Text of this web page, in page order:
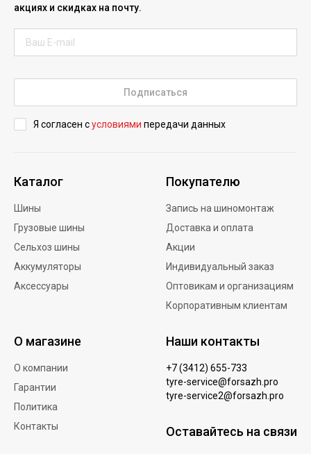
акциях и скидках на почту.
Подписаться
Я согласен сусловиями передачи данных
Каталог
Шины
Грузовые шины
Сельхоз шины
Аккумуляторы
Аксессуары
Покупателю
Запись на шиномонтаж
Доставка и оплата
Акции
Индивидуальный заказ
Оптовикам и организациям
Корпоративным клиентам
О магазине
О компании
Гарантии
Политика
Контакты
Наши контакты
+7 (3412) 655-733
tyre-service@forsazh.pro
tyre-service2@forsazh.pro
Оставайтесь на связи